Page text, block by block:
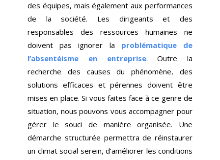
des équipes, mais également aux performances
de la société. Les dirigeants et des
responsables des ressources humaines ne
doivent pas ignorer la problématique de
l’absentéisme en entreprise. Outre la
recherche des causes du phénomène, des
solutions efficaces et pérennes doivent être
mises en place. Si vous faites face à ce genre de
situation, nous pouvons vous accompagner pour
gérer le souci de manière organisée. Une
démarche structurée permettra de réinstaurer
un climat social serein, d’améliorer les conditions